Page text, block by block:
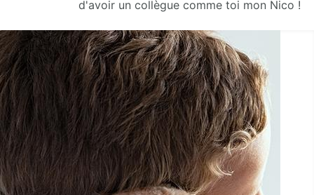
d'avoir un collègue comme toi mon Nico !